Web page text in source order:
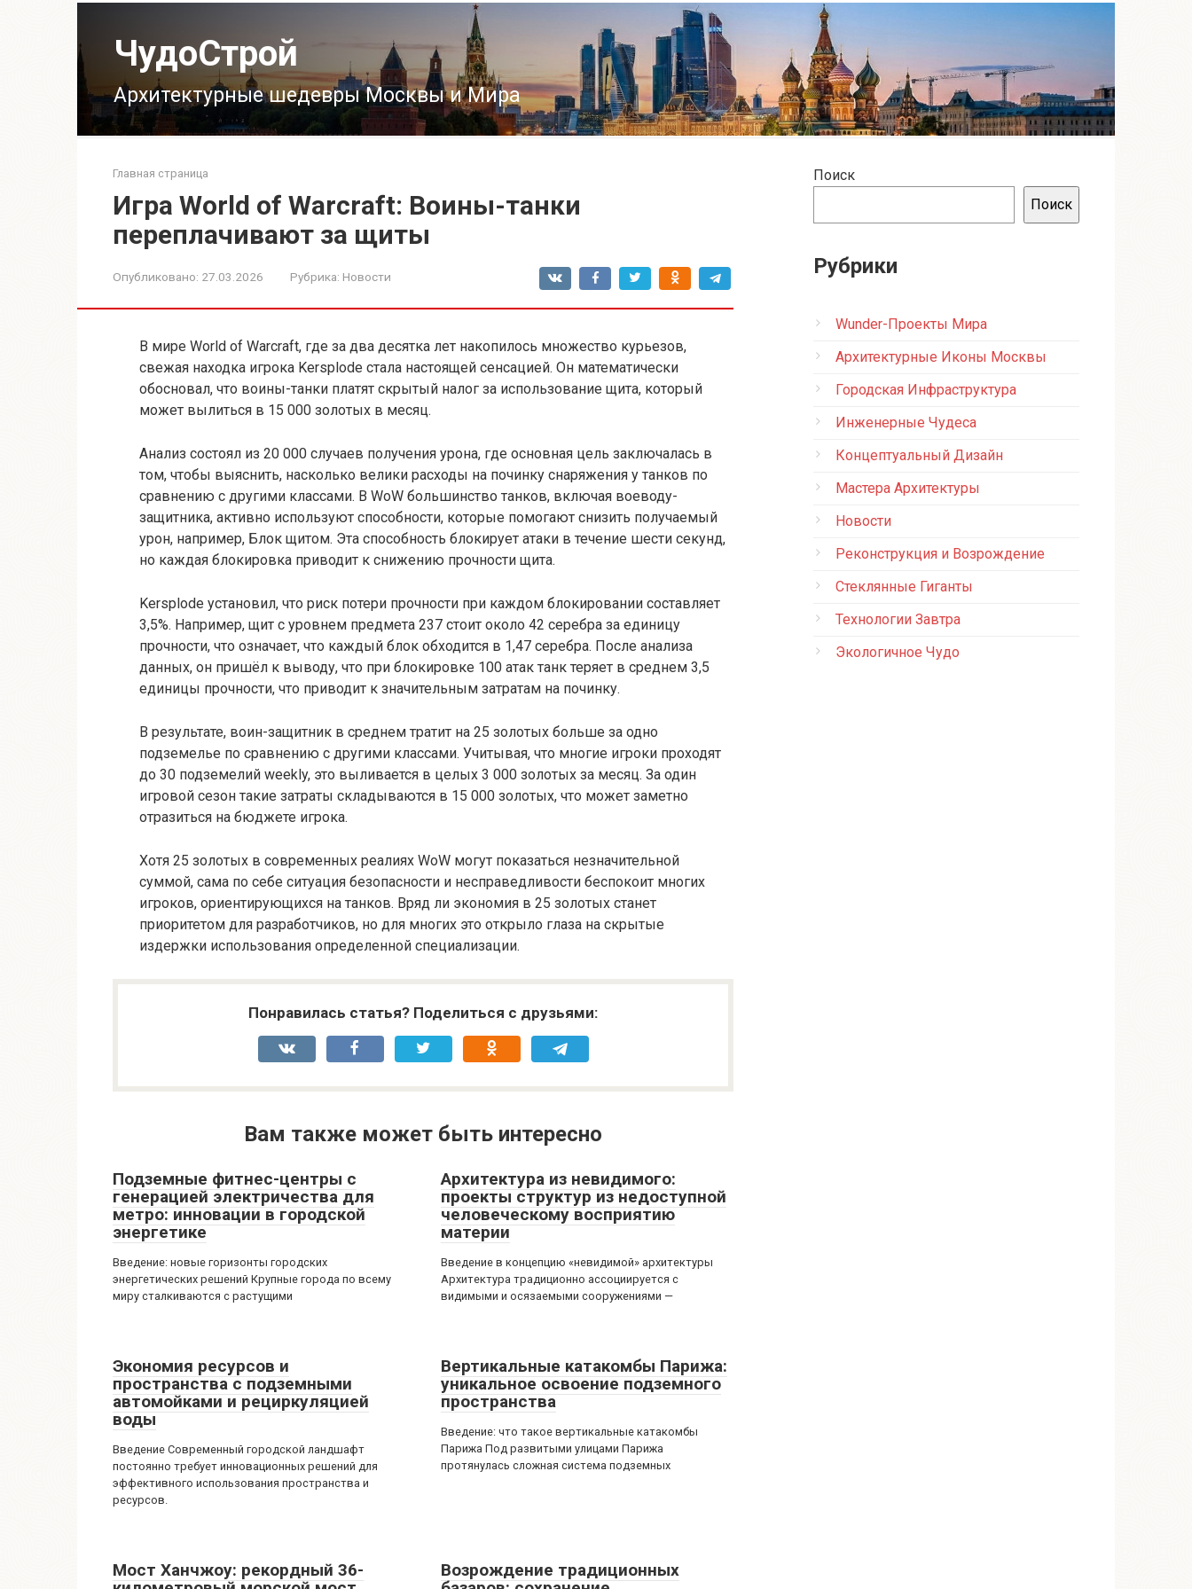
ЧудоСтрой
Архитектурные шедевры Москвы и Мира
Главная страница
Игра World of Warcraft: Воины-танки
переплачивают за щиты
Опубликовано: 27.03.2026 Рубрика: Новости
В мире World of Warcraft, где за два десятка лет накопилось множество курьезов,
свежая находка игрока Kersplode стала настоящей сенсацией. Он математически
обосновал, что воины-танки платят скрытый налог за использование щита, который
может вылиться в 15 000 золотых в месяц.
Анализ состоял из 20 000 случаев получения урона, где основная цель заключалась в
том, чтобы выяснить, насколько велики расходы на починку снаряжения у танков по
сравнению с другими классами. В WoW большинство танков, включая воеводу-
защитника, активно используют способности, которые помогают снизить получаемый
урон, например, Блок щитом. Эта способность блокирует атаки в течение шести секунд,
но каждая блокировка приводит к снижению прочности щита.
Kersplode установил, что риск потери прочности при каждом блокировании составляет
3,5%. Например, щит с уровнем предмета 237 стоит около 42 серебра за единицу
прочности, что означает, что каждый блок обходится в 1,47 серебра. После анализа
данных, он пришёл к выводу, что при блокировке 100 атак танк теряет в среднем 3,5
единицы прочности, что приводит к значительным затратам на починку.
В результате, воин-защитник в среднем тратит на 25 золотых больше за одно
подземелье по сравнению с другими классами. Учитывая, что многие игроки проходят
до 30 подземелий weekly, это выливается в целых 3 000 золотых за месяц. За один
игровой сезон такие затраты складываются в 15 000 золотых, что может заметно
отразиться на бюджете игрока.
Хотя 25 золотых в современных реалиях WoW могут показаться незначительной
суммой, сама по себе ситуация безопасности и несправедливости беспокоит многих
игроков, ориентирующихся на танков. Вряд ли экономия в 25 золотых станет
приоритетом для разработчиков, но для многих это открыло глаза на скрытые
издержки использования определенной специализации.
Понравилась статья? Поделиться с друзьями:
Вам также может быть интересно
Подземные фитнес-центры с
генерацией электричества для
метро: инновации в городской
энергетике
Введение: новые горизонты городских
энергетических решений Крупные города по всему
миру сталкиваются с растущими
Архитектура из невидимого:
проекты структур из недоступной
человеческому восприятию
материи
Введение в концепцию «невидимой» архитектуры
Архитектура традиционно ассоциируется с
видимыми и осязаемыми сооружениями —
Экономия ресурсов и
пространства с подземными
автомойками и рециркуляцией
воды
Введение Современный городской ландшафт
постоянно требует инновационных решений для
эффективного использования пространства и
ресурсов.
Вертикальные катакомбы Парижа:
уникальное освоение подземного
пространства
Введение: что такое вертикальные катакомбы
Парижа Под развитыми улицами Парижа
протянулась сложная система подземных
Мост Ханчжоу: рекордный 36-
Возрождение традиционных
Поиск
Поиск
Рубрики
Wunder-Проекты Мира
Архитектурные Иконы Москвы
Городская Инфраструктура
Инженерные Чудеса
Концептуальный Дизайн
Мастера Архитектуры
Новости
Реконструкция и Возрождение
Стеклянные Гиганты
Технологии Завтра
Экологичное Чудо